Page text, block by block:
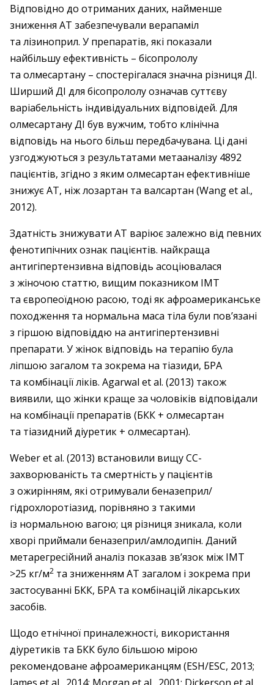
Відповідно до отриманих даних, найменше
зниження АТ забезпечували верапаміл
та лізиноприл. У препаратів, які показали
найбільшу ефективність – ​бісопрололу
та олмесартану – ​спостерігалася значна різниця ДІ.
Ширший ДІ для бісопрололу означав суттєву
варіабельність індивідуальних відповідей. Для
олмесартану ДІ був вужчим, тобто клінічна
відповідь на нього більш передбачувана. Ці дані
узгоджуються з результатами метааналізу 4892
пацієнтів, згідно з яким олмесартан ефективніше
знижує АТ, ніж лозартан та валсартан (Wang et al.,
2012).
Здатність знижувати АТ варіює залежно від певних
фенотипічних ознак пацієнтів. найкраща
антигіпертензивна відповідь асоціювалася
з жіночою статтю, вищим показником ІМТ
та європеоїдною расою, тоді як афроамериканське
походження та нормальна маса тіла були пов’язані
з гіршою відповіддю на антигіпертензивні
препарати. У жінок відповідь на терапію була
ліпшою загалом та зокрема на тіазиди, БРА
та комбінації ліків. Agarwal et al. (2013) також
виявили, що жінки краще за чоловіків відповідали
на комбінації препаратів (БКК + олмесартан
та тіазидний діуретик + олмесартан).
Weber et al. (2013) встановили вищу СС-
захворюваність та смертність у пацієнтів
з ожирінням, які отримували беназеприл/
гідрохлоротіазид, порівняно з такими
із нормальною вагою; ця різниця зникала, коли
хворі приймали беназеприл/амлодипін. Даний
метарегресійний аналіз показав зв’язок між ІМТ
>25 кг/м2 та зниженням АТ загалом і зокрема при
застосуванні БКК, БРА та комбінацій лікарських
засобів.
Щодо етнічної приналежності, використання
діуретиків та БКК було більшою мірою
рекомендоване афроамериканцям (ESH/ESC, 2013;